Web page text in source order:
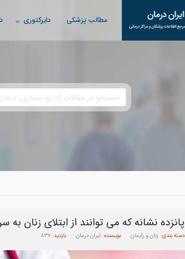
مطالب پزشکی دایرکتوری
پانزده نشانه که می توانند از ابتلای زنان
دسته بندی: زنان و زایمان نویسنده: ایران درمان بازدید: 837